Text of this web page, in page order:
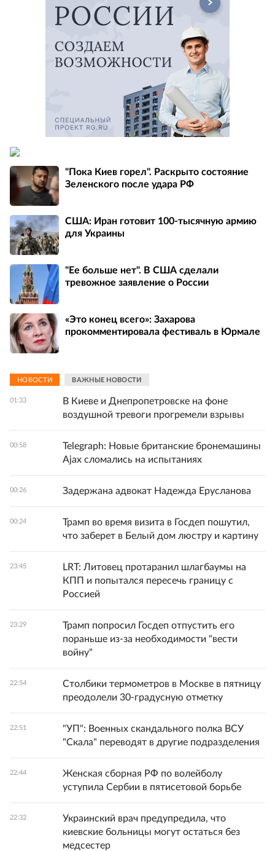
"Пока Киев горел". Раскрыто состояние
Зеленского после удара РФ
США: Иран готовит 100-тысячную армию
для Украины
"Ее больше нет". В США сделали
тревожное заявление о России
«Это конец всего»: Захарова
прокомментировала фестиваль в Юрмале
НОВОСТИ ВАЖНЫЕ НОВОСТИ
01:33
В Киеве и Днепропетровске на фоне
воздушной тревоги прогремели взрывы
00:58
Telegraph: Новые британские бронемашины
Ajax сломались на испытаниях
00:26 Задержана адвокат Надежда Ерусланова
00:24
Трамп во время визита в Госдеп пошутил,
что заберет в Белый дом люстру и картину
23:45
LRT: Литовец протаранил шлагбаумы на
КПП и попытался пересечь границу с
Россией
23:29
Трамп попросил Госдеп отпустить его
пораньше из-за необходимости "вести
войну"
22:54
Столбики термометров в Москве в пятницу
преодолели 30-градусную отметку
22:51
"УП": Военных скандального полка ВСУ
"Скала" переводят в другие подразделения
22:44
Женская сборная РФ по волейболу
уступила Сербии в пятисетовой борьбе
22:32
Украинский врач предупредила, что
киевские больницы могут остаться без
медсестер